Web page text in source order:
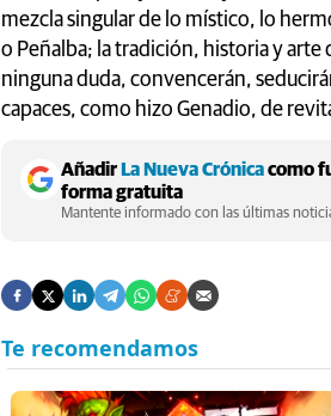
mezcla singular de lo místico, lo
o Peñalba; la tradición, historia y arte
ninguna duda, convencerán,
capaces, como hizo Genadio, de
Añadir La Nueva Crónicacomo
forma gratuita
Mantente informado con las últimas